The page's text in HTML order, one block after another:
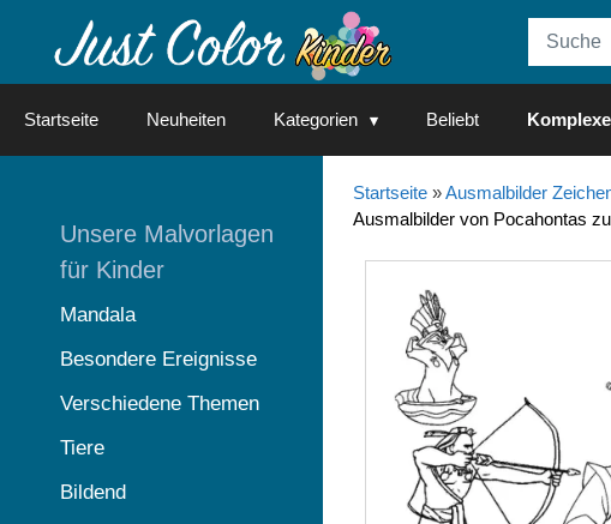
Startseite Neuheiten Kategorien Beliebt
Startseite»Ausmalbilder
Ausmalbilder von Pocahontas
Unsere Malvorlagen
für Kinder
Mandala
Besondere Ereignisse
Verschiedene Themen
Tiere
Bildend